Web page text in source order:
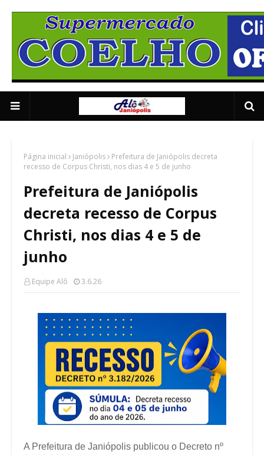
Página inicial Janiópolis
Prefeitura de Janiópolis decreta
recesso de Corpus Christi, nos dias 4 e 5 de junho
Prefeitura de Janiópolis
decreta recesso de Corpus
Christi, nos dias 4 e 5 de
junho
Equipe Alô 3.6.26
A Prefeitura de Janiópolis publicou o Decreto nº